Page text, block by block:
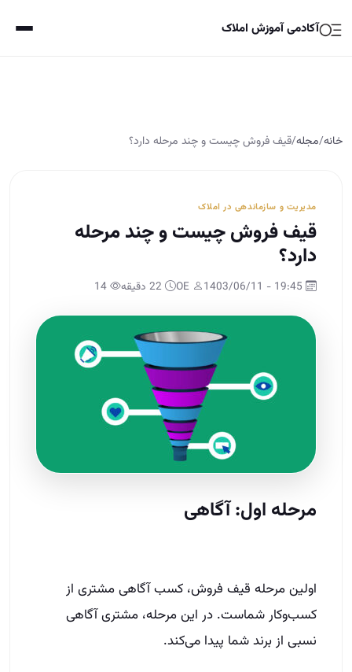
آکادمی آموزش املاک
خانه/مجله/قیف فروش چیست و چند مرحله دارد؟
مدیریت و سازماندهی در املاک
قیف فروش چیست و چند مرحله
دارد؟
مرحله اول: آگاهی
اولین مرحله قیف فروش، کسب آگاهی مشتری از
کسب‌وکار شماست. در این مرحله، مشتری آگاهی
نسبی از برند شما پیدا می‌کند.